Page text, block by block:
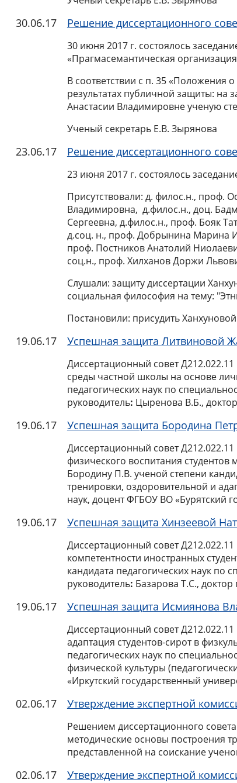
30.06.17 Решение диссертационного
30 июня 2017 г. состоялось
«Прагмасемантическая
В соответствии с п. 35 «Положения
результатах публичной защиты: на
Анастасии Владимировне ученую
Ученый секретарь Е.В. Зырянова
23.06.17 Решение диссертационного
23 июня 2017 г. состоялось
Присутствовали: д. филос.н., проф.
Владимировна, д.филос.н., доц.
Сергеевна, д.филос.н., проф. Бояк
д.соц. н., проф. Добрынина Марина
проф. Постников Анатолий
соц.н., проф. Хилханов Доржи
Слушали: защиту диссертации
социальная философия на тему:
Постановили: присудить
19.06.17 Успешная защита Литвиновой
Диссертационный совет
среды частной школы на основе
педагогических наук по
руководитель: Цыренова В.Б.,
19.06.17 Успешная защита Бородина
Диссертационный совет
физического воспитания
Бородину П.В. ученой степени
тренировки, оздоровительной и
наук, доцент ФГБОУ ВО «Бурятский
19.06.17 Успешная защита Хинзеевой
Диссертационный совет
компетентности иностранных
кандидата педагогических наук по
руководитель: Базарова Т.С.,
19.06.17 Успешная защита Исмиянова
Диссертационный совет
адаптация студентов-сирот в
педагогических наук по
физической культуры
«Иркутский государственный
02.06.17 Утверждение экспертной
Решением диссертационного
методические основы построения
представленной на соискание
02.06.17 Утверждение экспертной